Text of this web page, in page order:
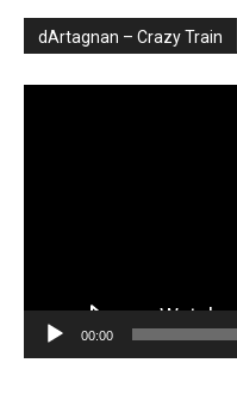
dArtagnan – Crazy Train
00:00